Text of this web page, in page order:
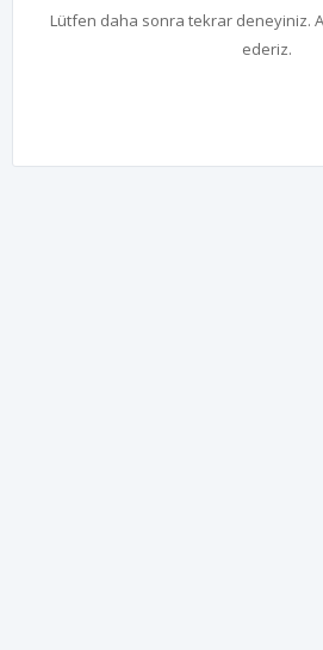
Lütfen daha sonra tekrar deneyiniz.
ederiz.